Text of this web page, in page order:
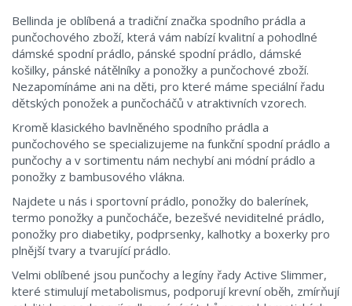
Bellinda je oblíbená a tradiční značka spodního prádla a
punčochového zboží, která vám nabízí kvalitní a pohodlné
dámské spodní prádlo, pánské spodní prádlo, dámské
košilky, pánské nátělníky a ponožky a punčochové zboží.
Nezapomínáme ani na děti, pro které máme speciální řadu
dětských ponožek a punčocháčů v atraktivních vzorech.
Kromě klasického bavlněného spodního prádla a
punčochového se specializujeme na funkční spodní prádlo a
punčochy a v sortimentu nám nechybí ani módní prádlo a
ponožky z bambusového vlákna.
Najdete u nás i sportovní prádlo, ponožky do balerínek,
termo ponožky a punčocháče, bezešvé neviditelné prádlo,
ponožky pro diabetiky, podprsenky, kalhotky a boxerky pro
plnější tvary a tvarující prádlo.
Velmi oblíbené jsou punčochy a legíny řady Active Slimmer,
které stimulují metabolismus, podporují krevní oběh, zmírňují